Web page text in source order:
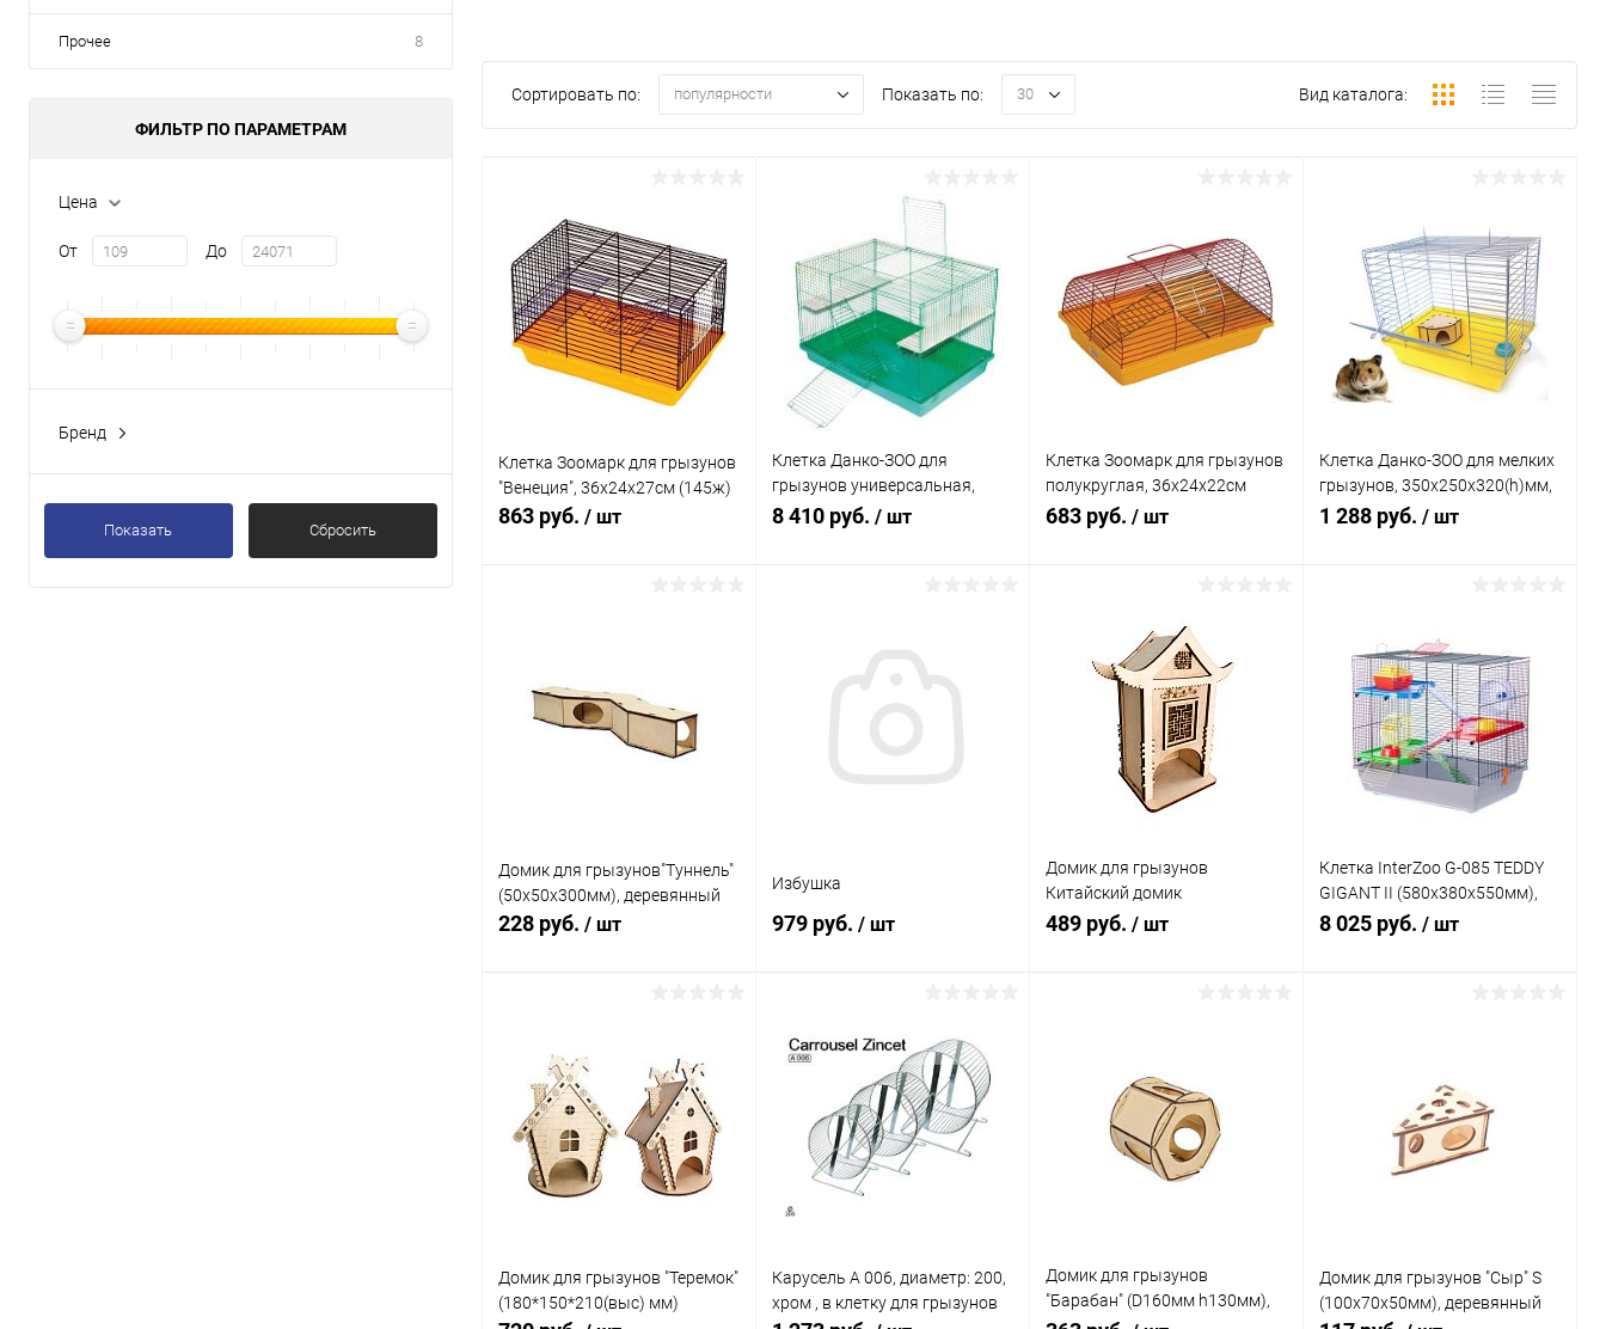
Прочее 8
ФИЛЬТР ПО ПАРАМЕТРАМ
Цена
От До
Бренд
Показать Сбросить
Сортировать по: популярности Показать по: 30 Вид каталога:
Клетка Зоомарк для грызунов
"Венеция", 36х24х27см (145ж)
863 руб. / шт
В наличии
Клетка Данко-ЗОО для
грызунов универсальная,
550х900х600(h)мм, разборная
8 410 руб. / шт
Клетка Зоомарк для грызунов
полукруглая, 36х24х22см
(110ж)
683 руб. / шт
Купить в 1
Сравнение
В избранное В наличии
Клетка Данко-ЗОО для мелких
грызунов, 350х250х320(h)мм,
неразборная
1 288 руб. / шт
Купить в 1
Сравнение
В избранное В наличии
Домик для грызунов"Туннель"
(50х50х300мм), деревянный
228 руб. / шт
Купить в 1
Сравнение
В избранное В наличии
Избушка
979 руб. / шт
Купить в 1
Сравнение
В избранное В наличии
Домик для грызунов
Китайский домик
(96х150х185мм)
489 руб. / шт
Купить в 1
В избранное В наличии
Клетка InterZoo G-085 TEDDY
GIGANT II (580х380х550мм),
для грызунов
8 025 руб. / шт
В избранное В наличии
Домик для грызунов "Теремок"
(180*150*210(выс) мм)
Карусель А 006, диаметр: 200,
хром , в клетку для грызунов
Домик для грызунов
"Барабан" (D160мм h130мм),
Домик для грызунов "Сыр" S
(100х70х50мм), деревянный